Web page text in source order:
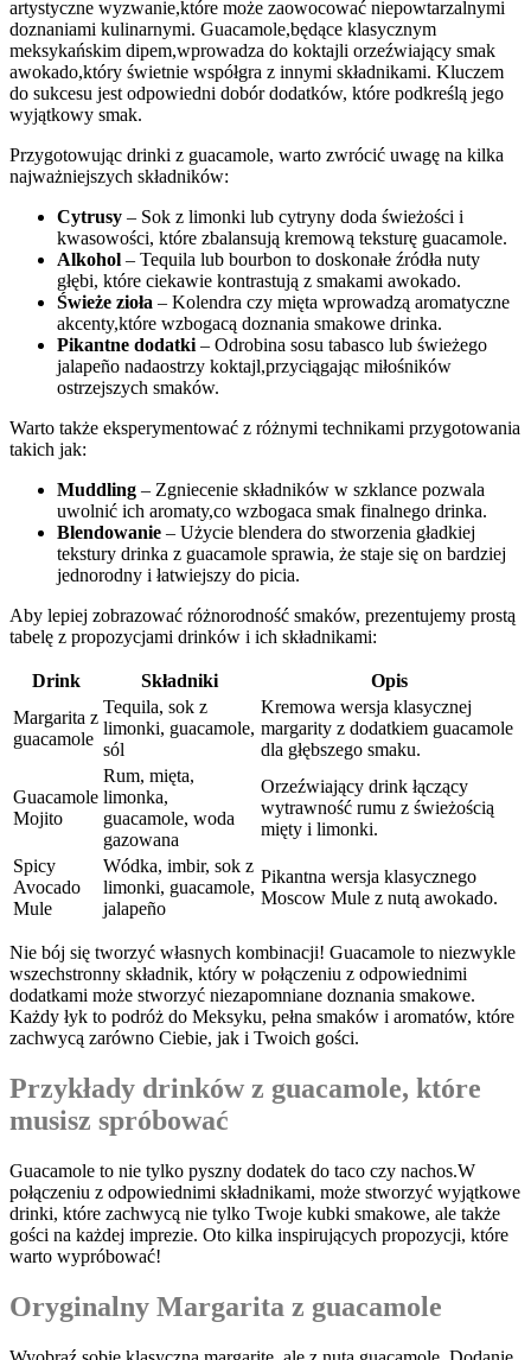
artystyczne ⁤wyzwanie,które może zaowocować‍ niepowtarzalnymi⁢
doznaniami ⁤kulinarnymi. Guacamole,będące klasycznym⁢
meksykańskim ⁢dipem,wprowadza do⁣ koktajli ⁣orzeźwiający smak
awokado,który ⁣świetnie współgra z innymi⁢ składnikami. Kluczem
do ⁣sukcesu⁣ jest odpowiedni dobór dodatków, które podkreślą​ jego
wyjątkowy⁣ smak.
Przygotowując ⁢drinki z guacamole, ⁤warto zwrócić ‍uwagę na kilka
najważniejszych‍ składników:
Cytrusy – ​Sok z‍ limonki lub cytryny ⁤doda świeżości i
kwasowości, które zbalansują kremową ‌teksturę⁣ guacamole.
Alkohol – Tequila lub ⁣bourbon to doskonałe źródła ⁣nuty
głębi, które ciekawie kontrastują z smakami‍ awokado.
Świeże zioła – Kolendra ​czy mięta wprowadzą aromatyczne
akcenty,które‌ wzbogacą doznania ​smakowe ⁤drinka.
Pikantne ⁢dodatki ⁣– Odrobina sosu⁢ tabasco⁣ lub⁣ świeżego​
jalapeño nadaostrzy ‍koktajl,przyciągając miłośników⁣
ostrzejszych smaków.
Warto ⁢także eksperymentować z różnymi technikami przygotowania​
takich jak:
Muddling ‍– Zgniecenie składników⁣ w szklance pozwala
uwolnić ich ‌aromaty,co wzbogaca smak finalnego ‌drinka.
Blendowanie ​– Użycie blendera⁢ do stworzenia gładkiej
tekstury ‍drinka z guacamole sprawia, że⁣ staje się on bardziej
jednorodny ⁤i łatwiejszy do picia.
Aby lepiej ​zobrazować​ różnorodność ​smaków, prezentujemy prostą
tabelę z ⁣propozycjami⁢ drinków i ‌ich składnikami:
Drink Składniki
Opis
Margarita z
guacamole
Tequila, sok z
limonki, guacamole,
sól
Kremowa wersja klasycznej
margarity z dodatkiem ⁢guacamole‌
dla głębszego smaku.
Guacamole
Mojito
Rum, mięta,
limonka,
guacamole,‌ woda
gazowana
Orzeźwiający drink łączący‍
wytrawność⁤ rumu ‍z świeżością
mięty i limonki.
Spicy
Avocado
Mule
Wódka, imbir, sok z
limonki, guacamole,
jalapeño
Pikantna⁢ wersja⁣ klasycznego
Moscow Mule z nutą awokado.
Nie ‌bój się tworzyć własnych kombinacji! Guacamole to niezwykle
wszechstronny składnik, który w połączeniu ​z odpowiednimi
‍dodatkami może stworzyć ⁢niezapomniane doznania smakowe.
Każdy łyk ‍to podróż do ​Meksyku,‌ pełna smaków i aromatów, które
⁢zachwycą zarówno Ciebie, jak i Twoich gości.
Przykłady drinków‍ z guacamole, które
musisz spróbować
Guacamole to nie ⁤tylko pyszny dodatek do taco czy nachos.W
połączeniu z ​odpowiednimi składnikami, może‌ stworzyć wyjątkowe
‌drinki, które zachwycą nie tylko ⁣Twoje ‌kubki smakowe, ale także
gości na każdej imprezie. ‍Oto kilka inspirujących propozycji,⁤ które
warto‍ wypróbować!
Oryginalny Margarita ⁢z ⁤guacamole